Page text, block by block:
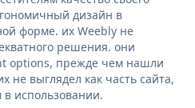
дизайн в
форме. их Weebly не
решения. они
options, прежде чем нашли
не выглядел как часть сайта,
использовании.